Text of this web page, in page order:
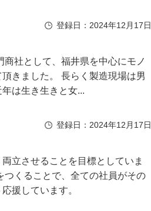
登録日：2024年12月17日
社として、福井県を中心にモノ
きました。 長らく製造現場は男
は生き生きと女...
登録日：2024年12月17日
立させることを目標としていま
くることで、全ての社員がその
援しています。